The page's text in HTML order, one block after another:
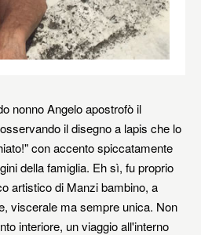
nonno Angelo apostrofò il
il disegno a lapis che lo
con accento spiccatamente
della famiglia. Eh sì, fu proprio
artistico di Manzi bambino, a
viscerale ma sempre unica. Non
interiore, un viaggio all'interno